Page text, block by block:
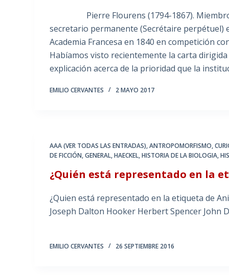
Pierre Flourens (1794-1867). Miembro de
secretario permanente (Secrétaire perpétuel)
Academia Francesa en 1840 en competición
Habíamos visto recientemente la carta
explicación acerca de la prioridad que la
EMILIO CERVANTES 2 MAYO 2017
AAA (VER TODAS LAS ENTRADAS),ANTROPOMORFISMO,
DE FICCIÓN,GENERAL,HAECKEL,HISTORIA DE LA BIOLOGIA,
¿Quién está representado en la
¿Quien está representado en la etiqueta de
Joseph Dalton Hooker Herbert Spencer
EMILIO CERVANTES 26 SEPTIEMBRE 2016